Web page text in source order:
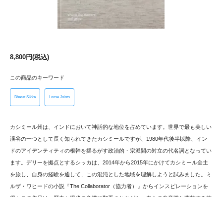
8,800円(税込)
この商品のキーワード
Bharat Sikka Loose Joints
カシミール州は、インドにおいて神話的な地位を占めています。世界で最も美しい
渓谷の一つとして長く知られてきたカシミールですが、1980年代後半以降、イン
ドのアイデンティティの根幹を揺るがす政治的・宗派間の対立の代名詞となってい
ます。デリーを拠点とするシッカは、2014年から2015年にかけてカシミール全土
を旅し、自身の経験を通して、この混沌とし​​た地域を理解しようと試みました。ミ
ルザ・ワヒードの小説『The Collaborator（協力者）』からインスピレーションを